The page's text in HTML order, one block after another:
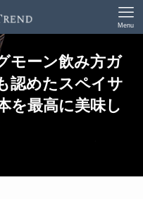
Menu
モーン飲み方ガ
認めたスペイサ
を最高に美味し